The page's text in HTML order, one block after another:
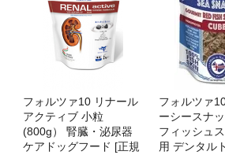
フォルツァ10 リナール
アクティブ 小粒
(800g） 腎臓・泌尿器
ケアドッグフード [正規
フォルツァ
ーシースナ
フィッシュ
用 デンタル